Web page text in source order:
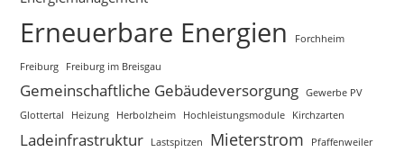
Erneuerbare Energien Forchheim
Freiburg Freiburg im Breisgau
Gemeinschaftliche Gebäudeversorgung Gewerbe PV
Glottertal
Heizung Herbolzheim Hochleistungsmodule Kirchzarten
Ladeinfrastruktur Lastspitzen Mieterstrom Pfaffenweiler